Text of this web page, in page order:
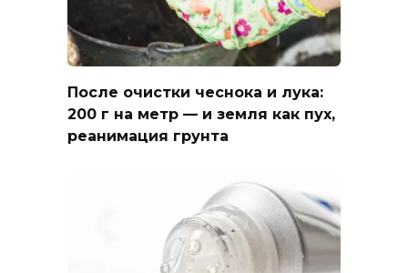
После очистки чеснока и лука:
200 г на метр — и земля как пух,
реанимация грунта